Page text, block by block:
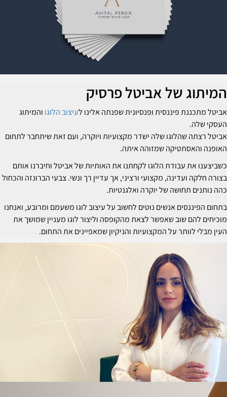
של אביטל פרסיק
מתכננת פיננסית ופנסיונית שפנתה אלינו לעיצוב הלוגווהמיתוג
שלה.
רצתה שהלוגו שלה ישדר מקצועיות ויוקרה, ועם זאת שיתחבר לתחום
והאסתטיקה שמזוהה איתה.
את עבודת הלוגו לקחתנו את האותיות של אביטל וחיברנו אותם
חלקה ועדינה, מקצועי ורציני, אך עדיין רך ונשי. צבעי הברונזה והכחול
נותנים תחושה של יוקרה ואלגנטיות.
הפיננסים אנשים נוטים לחשוב על עיצוב לוגו משעמם ומרובע, ואנחנו
להם שוב שאפשר לצאת מהקופסה וליצור לוגו מעניין שמושך את
מבלי לוותר על המקצועיות והניקיון שמאפיינים את התחום.